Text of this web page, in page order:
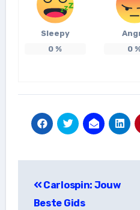
Sleepy
0 %
0
เรื่อง
Carlospin: Jouw
Beste Gids